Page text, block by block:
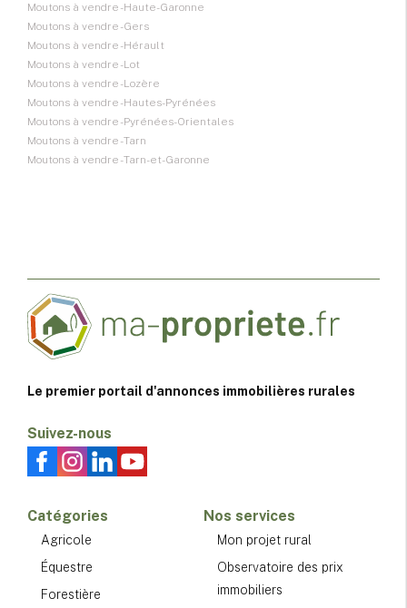
Moutons à vendre - Haute-Garonne
Moutons à vendre - Gers
Moutons à vendre - Hérault
Moutons à vendre - Lot
Moutons à vendre - Lozère
Moutons à vendre - Hautes-Pyrénées
Moutons à vendre - Pyrénées-Orientales
Moutons à vendre - Tarn
Moutons à vendre - Tarn-et-Garonne
Le premier portail d'annonces immobilières rurales
Suivez-nous
Catégories
Agricole
Équestre
Forestière
Nos services
Mon projet rural
Observatoire des prix
immobiliers